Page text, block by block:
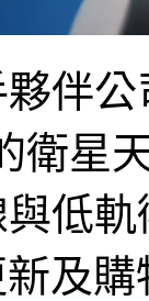
伴公
衛星
低
及